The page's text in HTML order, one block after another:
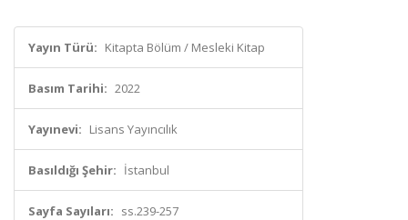
Yayın Türü: Kitapta Bölüm / Mesleki Kitap
Basım Tarihi: 2022
Yayınevi: Lisans Yayıncılık
Basıldığı Şehir: İstanbul
Sayfa Sayıları: ss.239-257